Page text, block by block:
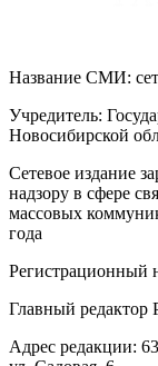
Название СМИ:
Учредитель:
Новосибирской
Сетевое издание
надзору в сфере
массовых
года
Главный
Адрес редакции: